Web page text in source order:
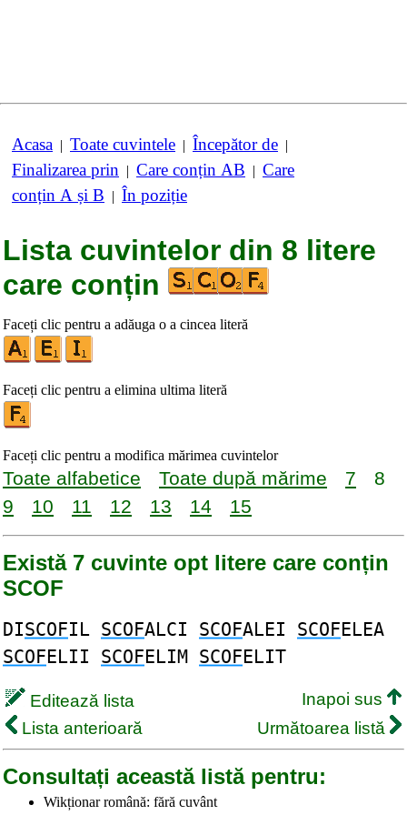
Acasa | Toate cuvintele | Începător de |
Finalizarea prin | Care conțin AB | Care
conțin A și B | În poziție
Lista cuvintelor din 8 litere
care conțin
Faceți clic pentru a adăuga o a cincea literă
Faceți clic pentru a elimina ultima literă
Faceți clic pentru a modifica mărimea cuvintelor
Toate alfabetice Toate după mărime 7
8
9
10 11 12 13 14 15
Există 7 cuvinte opt litere care conțin
SCOF
DISCOFIL SCOFALCI SCOFALEI SCOFELEA
SCOFELII SCOFELIM SCOFELIT
Editează lista
Inapoi sus
Lista anterioară
Următoarea listă
Consultați această listă pentru:
Wikționar română: fără cuvânt